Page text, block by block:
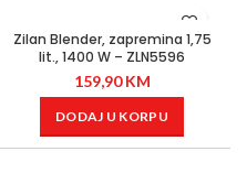
Zilan Blender, zapremina 1,75
lit., 1400 W – ZLN5596
159,90KM
DODAJ U KORPU